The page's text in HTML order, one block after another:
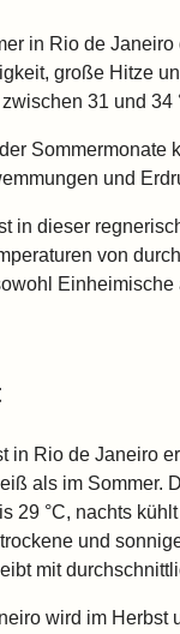
in Rio de
große Hitze
31 und 34
Sommermonate
und
in dieser
von
Einheimische
in Rio de Janeiro
als im Sommer.
29 °C, nachts
und
mit
wird im Herbst